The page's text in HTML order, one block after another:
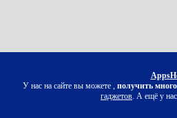
У нас на сайте вы можете , получить
гаджетов. А ещё у нас